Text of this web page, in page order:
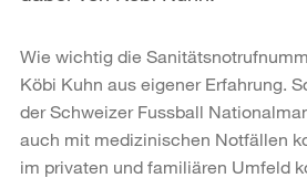
Wie wichtig die
Köbi Kuhn aus eigener Erfahrung.
der Schweizer Fussball
auch mit medizinischen Notfällen
im privaten und familiären Umfeld